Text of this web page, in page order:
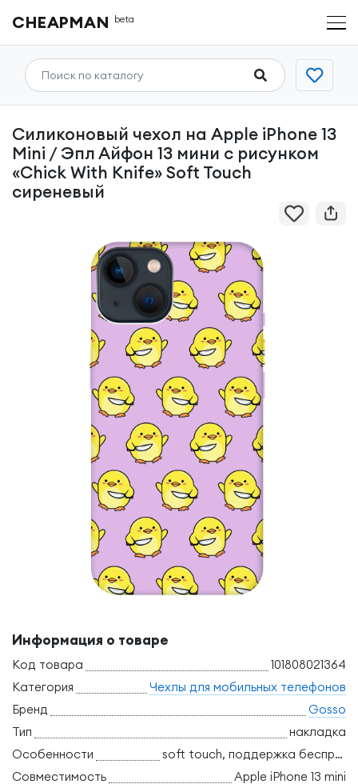
CHEAPMAN beta
Силиконовый чехол на Apple iPhone 13
Mini / Эпл Айфон 13 мини с рисунком
«Chick With Knife» Soft Touch
сиреневый
Информация о товаре
Код товара
101808021364
Категория
Чехлы для мобильных телефонов
Бренд
Gosso
Тип
накладка
Особенности
soft touch, поддержка беспроводной зарядки, ударопрочный
Совместимость
Apple iPhone 13 mini